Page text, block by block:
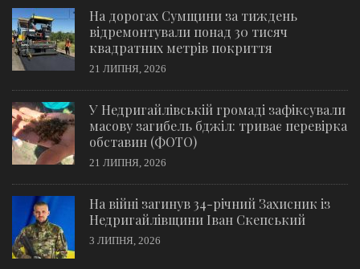
На дорогах Сумщини за тиждень
відремонтували понад 30 тисяч
квадратних метрів покриття
21 ЛИПНЯ, 2026
У Недригайлівській громаді зафіксували
масову загибель бджіл: триває перевірка
обставин (ФОТО)
21 ЛИПНЯ, 2026
На війні загинув 34-річний Захисник із
Недригайлівщини Іван Скепський
3 ЛИПНЯ, 2026